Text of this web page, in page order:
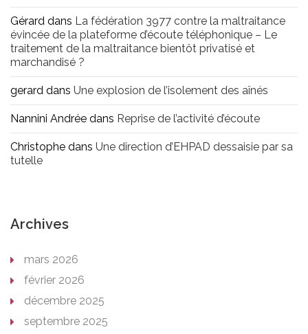
Gérard dans La fédération 3977 contre la maltraitance
évincée de la plateforme d’écoute téléphonique – Le
traitement de la maltraitance bientôt privatisé et
marchandisé ?
gerard dans Une explosion de l’isolement des aînés
Nannini Andrée dans Reprise de l’activité d’écoute
Christophe dans Une direction d’EHPAD dessaisie par sa
tutelle
Archives
mars 2026
février 2026
décembre 2025
septembre 2025